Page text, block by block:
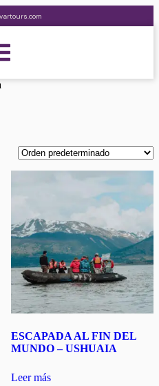
ESCAPADA AL FIN DEL
MUNDO – USHUAIA
Leer más